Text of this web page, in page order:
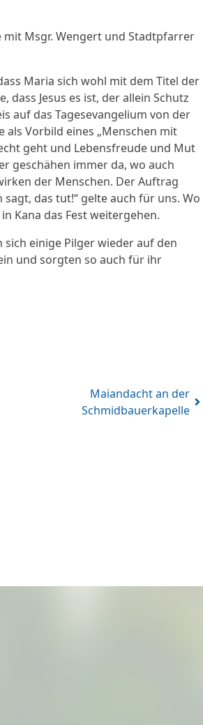
Msgr. Wengert und Stadtpfarrer
Maria sich wohl mit dem Titel der
Jesus es ist, der allein Schutz
auf das Tagesevangelium von der
als Vorbild eines „Menschen mit
geht und Lebensfreude und Mut
geschähen immer da, wo auch
der Menschen. Der Auftrag
das tut!“ gelte auch für uns. Wo
Kana das Fest weitergehen.
einige Pilger wieder auf den
und sorgten so auch für ihr
Maiandacht an der
Schmidbauerkapelle